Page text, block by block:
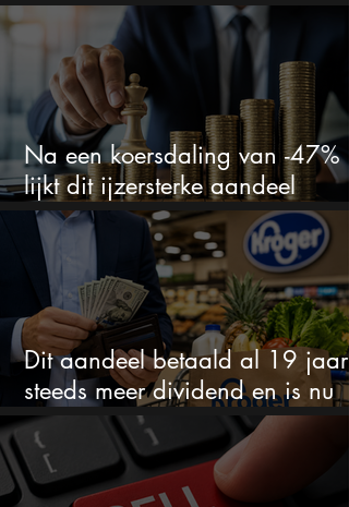
ziet een zeldzame koopkans
Na een koersdaling van -47%
lijkt dit ijzersterke aandeel
aantrekkelijker dan ooit
Dit aandeel betaald al 19 jaar
steeds meer dividend en is nu
goedkoop